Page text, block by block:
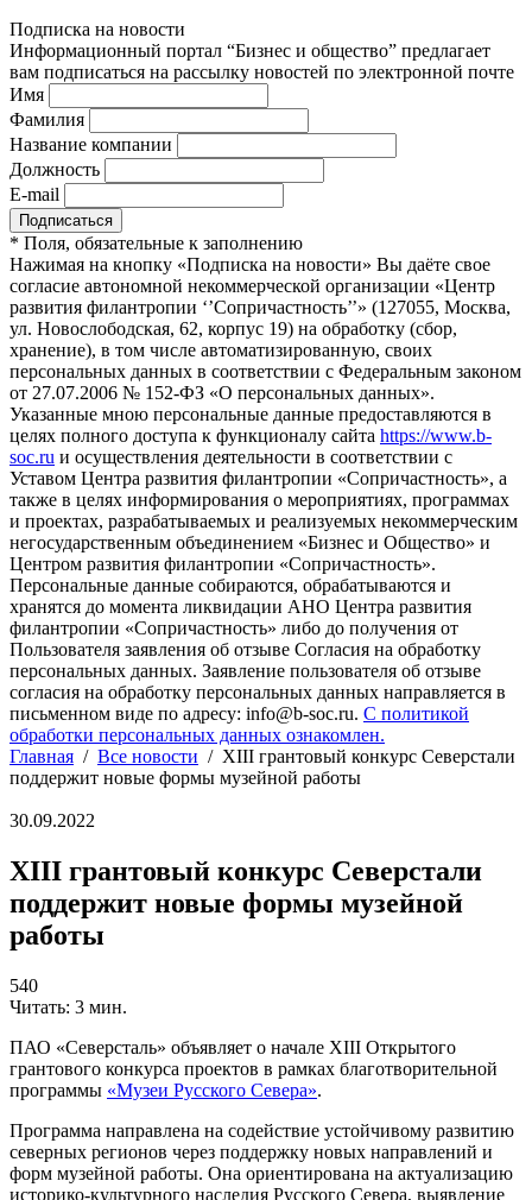
Подписка на новости
Информационный портал “Бизнес и общество” предлагает
вам подписаться на рассылку новостей по электронной почте
Имя
Фамилия
Название компании
Должность
E-mail
* Поля, обязательные к заполнению
Нажимая на кнопку «Подписка на новости» Вы даёте свое
согласие автономной некоммерческой организации «Центр
развития филантропии ‘’Сопричастность’’» (127055, Москва,
ул. Новослободская, 62, корпус 19) на обработку (сбор,
хранение), в том числе автоматизированную, своих
персональных данных в соответствии с Федеральным законом
от 27.07.2006 № 152-ФЗ «О персональных данных».
Указанные мною персональные данные предоставляются в
целях полного доступа к функционалу сайта https://www.b-
soc.ru и осуществления деятельности в соответствии с
Уставом Центра развития филантропии «Сопричастность», а
также в целях информирования о мероприятиях, программах
и проектах, разрабатываемых и реализуемых некоммерческим
негосударственным объединением «Бизнес и Общество» и
Центром развития филантропии «Сопричастность».
Персональные данные собираются, обрабатываются и
хранятся до момента ликвидации АНО Центра развития
филантропии «Сопричастность» либо до получения от
Пользователя заявления об отзыве Согласия на обработку
персональных данных. Заявление пользователя об отзыве
согласия на обработку персональных данных направляется в
письменном виде по адресу: info@b-soc.ru. С политикой
обработки персональных данных ознакомлен.
Главная / Все новости / XIII грантовый конкурс Северстали
поддержит новые формы музейной работы
30.09.2022
XIII грантовый конкурс Северстали
поддержит новые формы музейной
работы
540
Читать: 3 мин.
ПАО «Северсталь» объявляет о начале XIII Открытого
грантового конкурса проектов в рамках благотворительной
программы «Музеи Русского Севера».
Программа направлена на содействие устойчивому развитию
северных регионов через поддержку новых направлений и
форм музейной работы. Она ориентирована на актуализацию
историко-культурного наследия Русского Севера, выявление